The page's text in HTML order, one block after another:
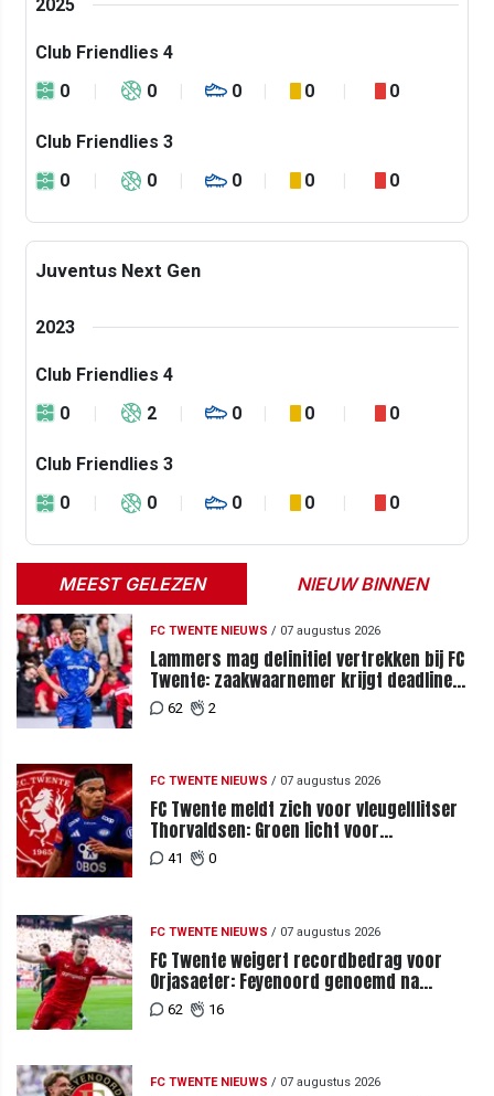
2025
Club Friendlies 4
0
0 0 0 0
Club Friendlies 3
0
0 0 0 0
Juventus Next Gen
2023
Club Friendlies 4
0
2 0 0 0
Club Friendlies 3
0
0 0 0 0
MEEST GELEZEN NIEUW BINNEN
FC TWENTE NIEUWS / 07 augustus 2026
Lammers mag definitief vertrekken bij FC
Twente: zaakwaarnemer krijgt deadline
vanwege komst vervanger
62 2
FC TWENTE NIEUWS / 07 augustus 2026
FC Twente meldt zich voor vleugelflitser
Thorvaldsen: Groen licht voor
miljoenenbod
41 0
FC TWENTE NIEUWS / 07 augustus 2026
FC Twente weigert recordbedrag voor
Orjasaeter: Feyenoord genoemd na
megabod
62 16
FC TWENTE NIEUWS / 07 augustus 2026